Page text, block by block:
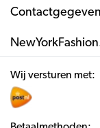
Wij versturen met: